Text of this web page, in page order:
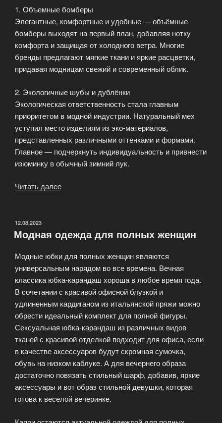
1. Объемные бомберы
Элегантные, комфортные и удобные — объёмные
бомберы выходят на первый план, добавляя нотку
комфорта и защищая от холодного ветра. Многие
бренды предлагают мягкие ткани и яркие расцветки,
придавая модницам свежий и современный облик.
2. Экологичные шубы и дублёнки
Экологическая ответственность стала главным
приоритетом в модной индустрии. Натуральный мех
уступил место изделиям из эко-материалов,
представленных различными оттенками и формами.
Главное — подчеркнуть индивидуальность и привнести
изюминку в обычный зимний лук.
Читать далее
ОПУБЛИКОВАНО
12.08.2023
Модная одежда для полных женщин
Модные юбки для полных женщин являются
универсальным нарядом во все времена. Вечная
классика юбка-карандаш хороша в любое время года.
В сочетании с красивой офисной блузкой и
удлиненным кардиганом из итальянской пряжи можно
обрести идеальный комплект для полной фигуры.
Сексуальная юбка-карандаш из различных видов
тканей с красивой отделкой подходит для офиса, если
в качестве аксессуаров будут скромная сумочка,
обувь на низком каблуке. А для вечернего образа
достаточно повязать стильный шарф, добавив, яркие
аксессуары и вот образ стильной девушки, которая
готова к веселой вечеринке.